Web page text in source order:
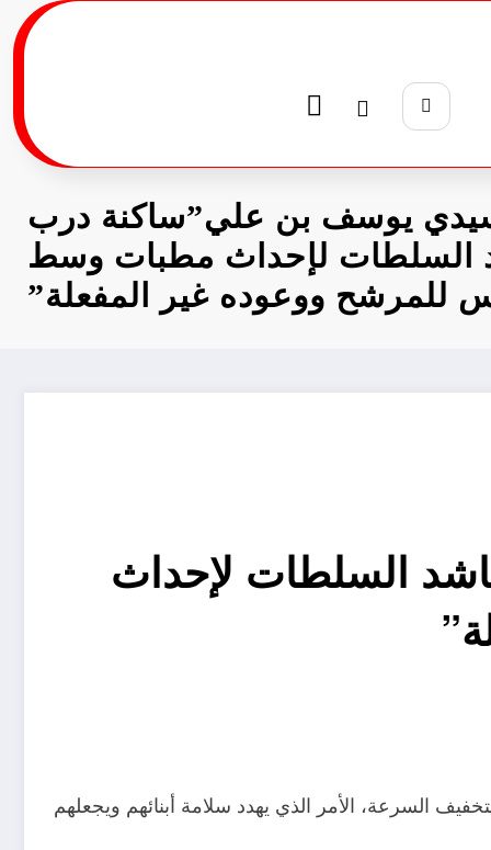
يوسف بن علي”ساكنة درب
السلطات لإحداث مطبات وسط
للمرشح ووعوده غير المفعلة”
السلطات لإحداث
السرعة، الأمر الذي يهدد سلامة أبنائهم ويجعلهم